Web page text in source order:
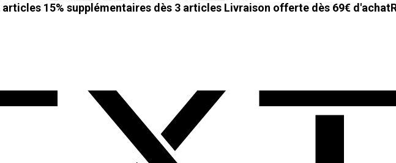
articles 15% supplémentaires dès 3 articles Livraison offerte dès 69€ d'achat